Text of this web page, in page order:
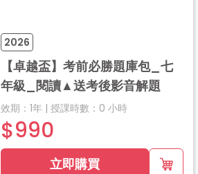
2026
【卓越盃】考前必勝題庫包_七
年級_閱讀▲送考後影音解題
效期： 1年 | 授課時數： 0 小時
$990
立即購買